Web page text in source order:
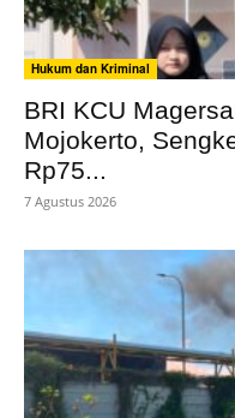
Hukum dan Kriminal
BRI KCU
Mojokerto,
Rp75...
7 Agustus 2026